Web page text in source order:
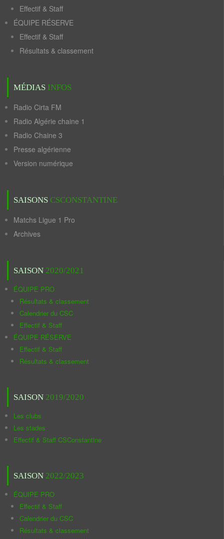
Effectif & Staff
ÉQUIPE RÉSERVE
Effectif & Staff
Résultats & classement
MÉDIAS INFOS
Radio Cirta FM
Radio Algérie chaine 1
Radio Chaine 3
Presse algérienne
Version numérique
SAISONS CSCONSTANTINE
Matchs Ligue 1 Pro
Archives
SAISON 2020/2021
ÉQUIPE PRO
Résultats & classement
Calendrier du CSC
Effectif & Staff
ÉQUIPE RÉSERVE
Effectif & Staff
Résultats & classement
SAISON 2019/2020
Les clubs
Les stades
Effectif & Staff CSConstantine
SAISON 2022/2023
ÉQUIPE PRO
Effectif & Staff
Calendrier du CSC
Résultats & classement